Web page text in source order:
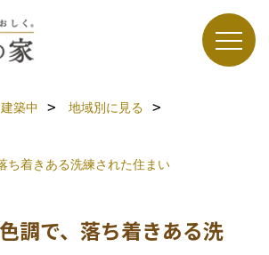
築中
地域別に見る
ち着きある洗練された住まい
調で、落ち着きある洗